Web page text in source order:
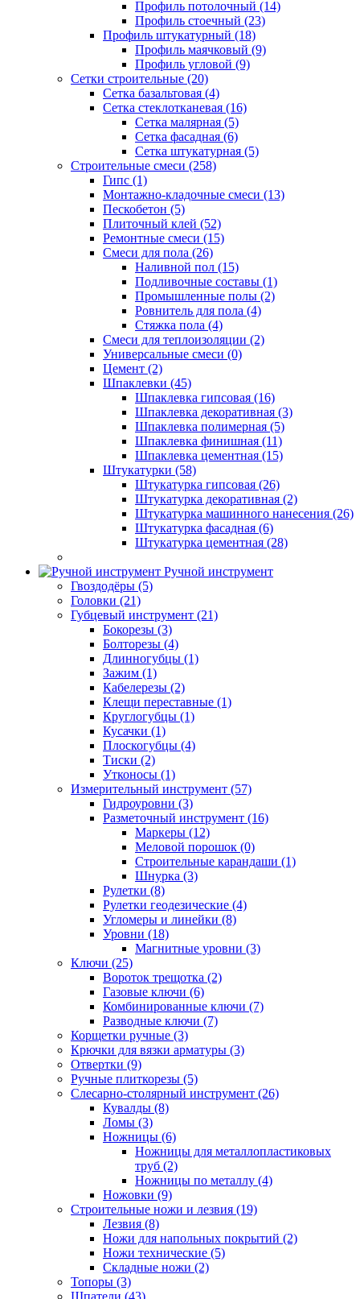
Профиль потолочный (14)
Профиль стоечный (23)
Профиль штукатурный (18)
Профиль маячковый (9)
Профиль угловой (9)
Сетки строительные (20)
Сетка базальтовая (4)
Сетка стеклотканевая (16)
Сетка малярная (5)
Сетка фасадная (6)
Сетка штукатурная (5)
Строительные смеси (258)
Гипс (1)
Монтажно-кладочные смеси (13)
Пескобетон (5)
Плиточный клей (52)
Ремонтные смеси (15)
Смеси для пола (26)
Наливной пол (15)
Подливочные составы (1)
Промышленные полы (2)
Ровнитель для пола (4)
Стяжка пола (4)
Смеси для теплоизоляции (2)
Универсальные смеси (0)
Цемент (2)
Шпаклевки (45)
Шпаклевка гипсовая (16)
Шпаклевка декоративная (3)
Шпаклевка полимерная (5)
Шпаклевка финишная (11)
Шпаклевка цементная (15)
Штукатурки (58)
Штукатурка гипсовая (26)
Штукатурка декоративная (2)
Штукатурка машинного нанесения (26)
Штукатурка фасадная (6)
Штукатурка цементная (28)
Ручной инструмент
Гвоздодёры (5)
Головки (21)
Губцевый инструмент (21)
Бокорезы (3)
Болторезы (4)
Длинногубцы (1)
Зажим (1)
Кабелерезы (2)
Клещи переставные (1)
Круглогубцы (1)
Кусачки (1)
Плоскогубцы (4)
Тиски (2)
Утконосы (1)
Измерительный инструмент (57)
Гидроуровни (3)
Разметочный инструмент (16)
Маркеры (12)
Меловой порошок (0)
Строительные карандаши (1)
Шнурка (3)
Рулетки (8)
Рулетки геодезические (4)
Угломеры и линейки (8)
Уровни (18)
Магнитные уровни (3)
Ключи (25)
Вороток трещотка (2)
Газовые ключи (6)
Комбинированные ключи (7)
Разводные ключи (7)
Корщетки ручные (3)
Крючки для вязки арматуры (3)
Отвертки (9)
Ручные плиткорезы (5)
Слесарно-столярный инструмент (26)
Кувалды (8)
Ломы (3)
Ножницы (6)
Ножницы для металлопластиковых
труб (2)
Ножницы по металлу (4)
Ножовки (9)
Строительные ножи и лезвия (19)
Лезвия (8)
Ножи для напольных покрытий (2)
Ножи технические (5)
Складные ножи (2)
Топоры (3)
Шпатели (43)